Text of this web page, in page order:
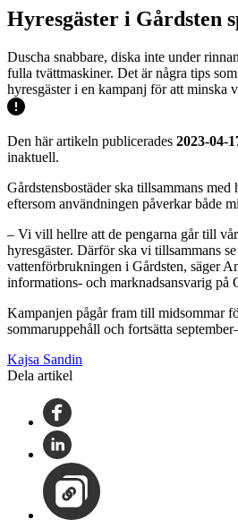
Hyresgäster i Gårdsten
Duscha snabbare, diska inte under
fulla tvättmaskiner. Det är några tips
hyresgäster i en kampanj för att minska
Den här artikeln publicerades 2023-04-
inaktuell.
Gårdstensbostäder ska tillsammans med
eftersom användningen påverkar både
– Vi vill hellre att de pengarna går till
hyresgäster. Därför ska vi tillsammans
vattenförbrukningen i Gårdsten, säger
informations- och marknadsansvarig på
Kampanjen pågår fram till midsommar
sommaruppehåll och fortsätta
Kajsa Sandin
Dela artikel